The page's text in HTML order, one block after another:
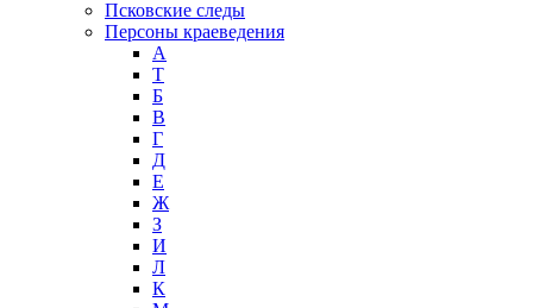
Псковские следы
Персоны краеведения
А
T
Б
В
Г
Д
Е
Ж
З
И
Л
К